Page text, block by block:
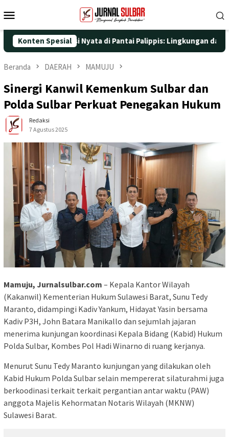
ke
Mobile
Konten Spesial
dengan Aksi Nyata di Pantai Palippis: Lingkungan dan
Beranda DAERAH MAMUJU
Sinergi Kanwil Kemenkum Sulbar dan
Polda Sulbar Perkuat Penegakan Hukum
Redaksi
7 Agustus 2025
Mamuju, Jurnalsulbar.com – Kepala Kantor Wilayah
(Kakanwil) Kementerian Hukum Sulawesi Barat, Sunu Tedy
Maranto, didampingi Kadiv Yankum, Hidayat Yasin bersama
Kadiv P3H, John Batara Manikallo dan sejumlah jajaran
menerima kunjungan koordinasi Kepala Bidang (Kabid) Hukum
Polda Sulbar, Kombes Pol Hadi Winarno di ruang kerjanya.
Menurut Sunu Tedy Maranto kunjungan yang dilakukan oleh
Kabid Hukum Polda Sulbar selain mempererat silaturahmi juga
berkoodinasi terkait terkait pergantian antar waktu (PAW)
anggota Majelis Kehormatan Notaris Wilayah (MKNW)
Sulawesi Barat.